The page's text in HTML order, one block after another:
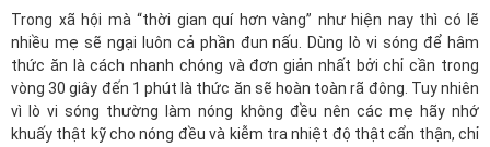
Trong xã hội mà “thời gian quí hơn vàng” như hiện nay thì có lẽ
nhiều mẹ sẽ ngại luôn cả phần đun nấu. Dùng lò vi sóng để hâm
thức ăn là cách nhanh chóng và đơn giản nhất bởi chỉ cần trong
vòng 30 giây đến 1 phút là thức ăn sẽ hoàn toàn rã đông. Tuy nhiên
vì lò vi sóng thường làm nóng không đều nên các mẹ hãy nhớ
khuấy thật kỹ cho nóng đều và kiễm tra nhiệt độ thật cẩn thận, chỉ